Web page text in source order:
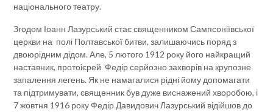
національного театру.
Згодом Іоанн Лазурський стає священником Сампсоніївської
церкви на полі Полтавської битви, залишаючись поряд з
двоюрідним дідом. Але, 5 лютого 1912 року його найкращий
наставник, протоієрей Федір серйозно захворів на крупозне
запалення легень. Як не намагалися рідні йому допомагати
та підтримувати, священник був дуже виснажений хворобою, і
7 жовтня 1916 року Федір Давидович Лазурський відійшов до